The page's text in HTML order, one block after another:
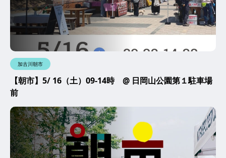
加古川朝市
【朝市】5/ 16（土）09-14時 @ 日岡山公園第１駐車場
前